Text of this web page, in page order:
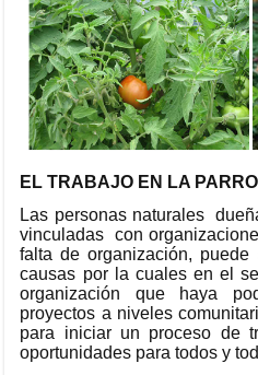
EL TRABAJO EN LA
Las personas naturales
vinculadas con
falta de organización,
causas por la cuales en el
organización que haya
proyectos a niveles
para iniciar un proceso de
oportunidades para todos y